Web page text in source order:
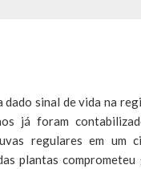
dado sinal de vida na
já foram
regulares em um
plantas comprometeu